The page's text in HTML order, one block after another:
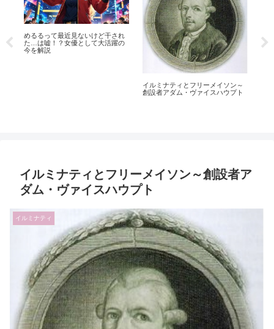
高市早苗が総理になったら？知恵
袋の疑問を専門家が徹底解説！
国分太一は何した？男！？2ちゃん
ねるで炎上する「メガソーラー問
題」の闇と真相
タ
イルミナティとフリーメイソン～創設者ア
ダム・ヴァイスハウプト
イルミナティ